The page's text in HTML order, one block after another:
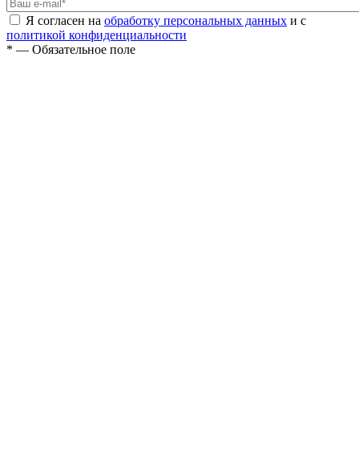
Я согласен на обработку персональных данных и с
политикой конфиденциальности
* — Обязательное поле